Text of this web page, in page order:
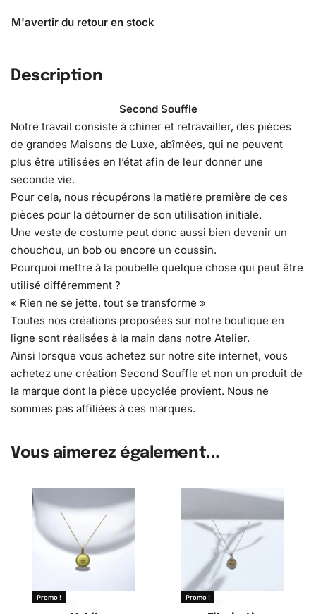
Description
Second Souffle
Notre travail consiste à chiner et retravailler, des pièces
de grandes Maisons de Luxe, abîmées, qui ne peuvent
plus être utilisées en l’état afin de leur donner une
seconde vie.
Pour cela, nous récupérons la matière première de ces
pièces pour la détourner de son utilisation initiale.
Une veste de costume peut donc aussi bien devenir un
chouchou, un bob ou encore un coussin.
Pourquoi mettre à la poubelle quelque chose qui peut être
utilisé différemment ?
« Rien ne se jette, tout se transforme »
Toutes nos créations proposées sur notre boutique en
ligne sont réalisées à la main dans notre Atelier.
Ainsi lorsque vous achetez sur notre site internet, vous
achetez une création Second Souffle et non un produit de
la marque dont la pièce upcyclée provient. Nous ne
sommes pas affiliées à ces marques.
Vous aimerez également...
Promo ! Promo !